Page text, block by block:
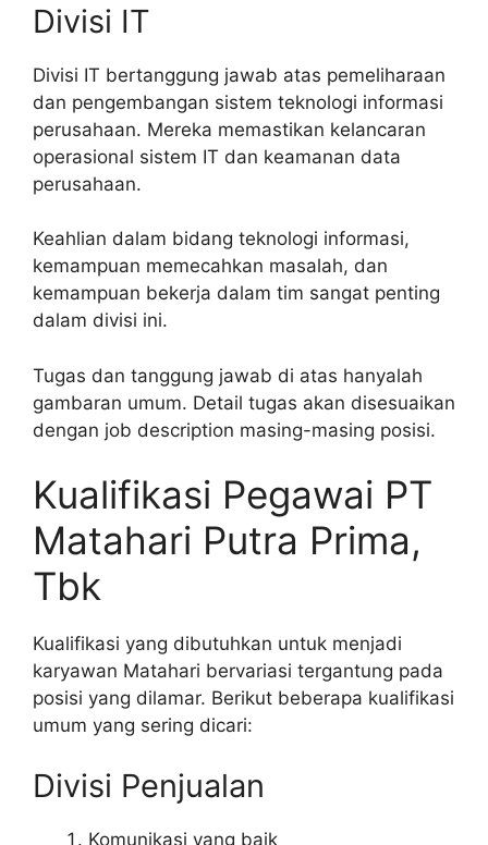
Divisi IT
Divisi IT bertanggung jawab atas pemeliharaan
dan pengembangan sistem teknologi informasi
perusahaan. Mereka memastikan kelancaran
operasional sistem IT dan keamanan data
perusahaan.
Keahlian dalam bidang teknologi informasi,
kemampuan memecahkan masalah, dan
kemampuan bekerja dalam tim sangat penting
dalam divisi ini.
Tugas dan tanggung jawab di atas hanyalah
gambaran umum. Detail tugas akan disesuaikan
dengan job description masing-masing posisi.
Kualifikasi Pegawai PT
Matahari Putra Prima,
Tbk
Kualifikasi yang dibutuhkan untuk menjadi
karyawan Matahari bervariasi tergantung pada
posisi yang dilamar. Berikut beberapa kualifikasi
umum yang sering dicari:
Divisi Penjualan
Komunikasi yang baik